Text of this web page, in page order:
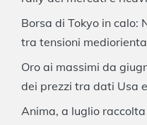
Borsa di Tokyo in calo:
tra tensioni
Oro ai massimi da
dei prezzi tra dati Usa
Anima, a luglio